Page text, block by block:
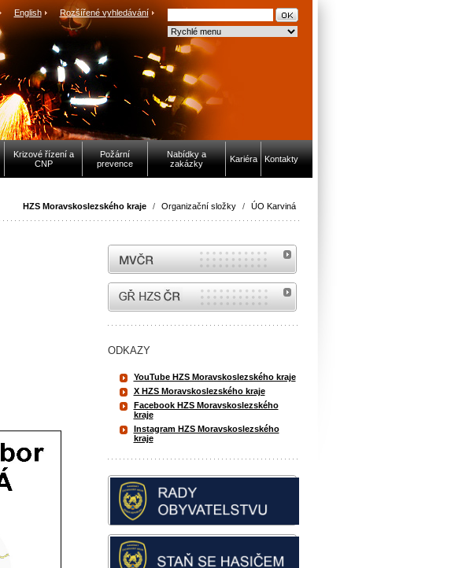
English Rozšířené vyhledávání
Krizové řízení a
CNP
Požární
prevence
Nabídky a
zakázky
Kariéra Kontakty
HZS Moravskoslezského kraje / Organizační složky / ÚO Karviná
MVČR
internetové stránky Hasiči ČR
ODKAZY
YouTube HZS Moravskoslezského kraje
X HZS Moravskoslezského kraje
Facebook HZS Moravskoslezského
kraje
Instagram HZS Moravskoslezského
kraje